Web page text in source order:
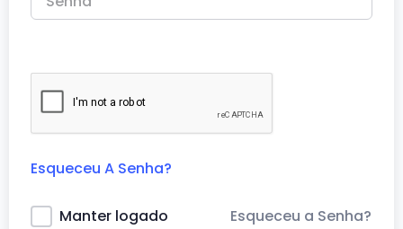
Esqueceu A Senha?
Manter logado Esqueceu a Senha?